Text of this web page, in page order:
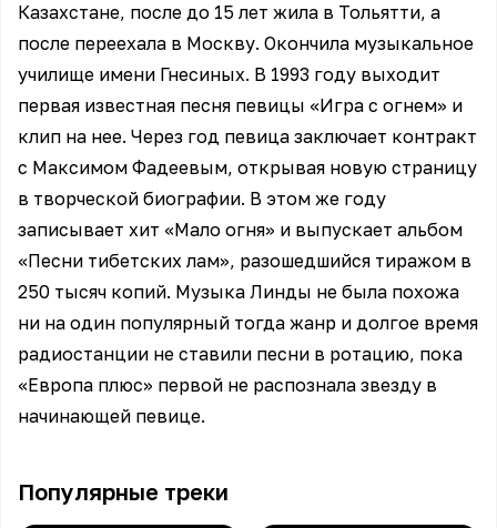
Казахстане, после до 15 лет жила в Тольятти, а
после переехала в Москву. Окончила музыкальное
училище имени Гнесиных. В 1993 году выходит
первая известная песня певицы «Игра с огнем» и
клип на нее. Через год певица заключает контракт
с Максимом Фадеевым, открывая новую страницу
в творческой биографии. В этом же году
записывает хит «Мало огня» и выпускает альбом
«Песни тибетских лам», разошедшийся тиражом в
250 тысяч копий. Музыка Линды не была похожа
ни на один популярный тогда жанр и долгое время
радиостанции не ставили песни в ротацию, пока
«Европа плюс» первой не распознала звезду в
начинающей певице.
Популярные треки